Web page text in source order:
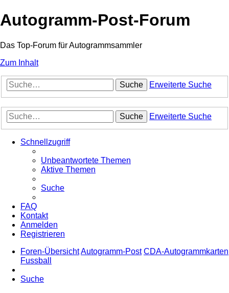
Autogramm-Post-Forum
Das Top-Forum für Autogrammsammler
Zum Inhalt
Suche Erweiterte Suche
Suche Erweiterte Suche
Schnellzugriff
Unbeantwortete Themen
Aktive Themen
Suche
FAQ
Kontakt
Anmelden
Registrieren
Foren-ÜbersichtAutogramm-Post CDA-Autogrammkarten
Fussball
Suche